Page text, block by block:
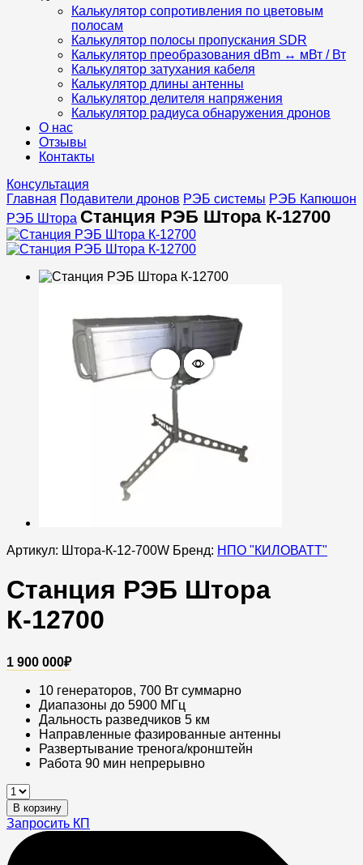
Калькулятор сопротивления по цветовым
полосам
Калькулятор полосы пропускания SDR
Калькулятор преобразования dBm ↔ мВт / Вт
Калькулятор затухания кабеля
Калькулятор длины антенны
Калькулятор делителя напряжения
Калькулятор радиуса обнаружения дронов
О нас
Отзывы
Контакты
Консультация
Главная Подавители дронов РЭБ системы РЭБ Капюшон
РЭБ Штора Станция РЭБ Штора К-12700
Артикул: Штора-К-12-700W Бренд: НПО "КИЛОВАТТ"
Станция РЭБ Штора
К-12700
1 900 000₽
10 генераторов, 700 Вт суммарно​
Диапазоны до 5900 МГц​
Дальность разведчиков 5 км​
Направленные фазированные антенны​
Развертывание тренога/кронштейн​
Работа 90 мин непрерывно​
Станция
РЭБ
Штора
К-12700
quantity
В корзину
Запросить КП